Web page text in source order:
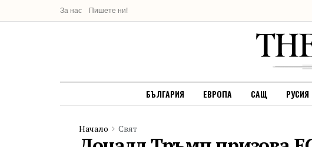
За нас Пишете ни!
БЪЛГАРИЯ ЕВРОПА САЩ РУСИЯ
Начало Свят